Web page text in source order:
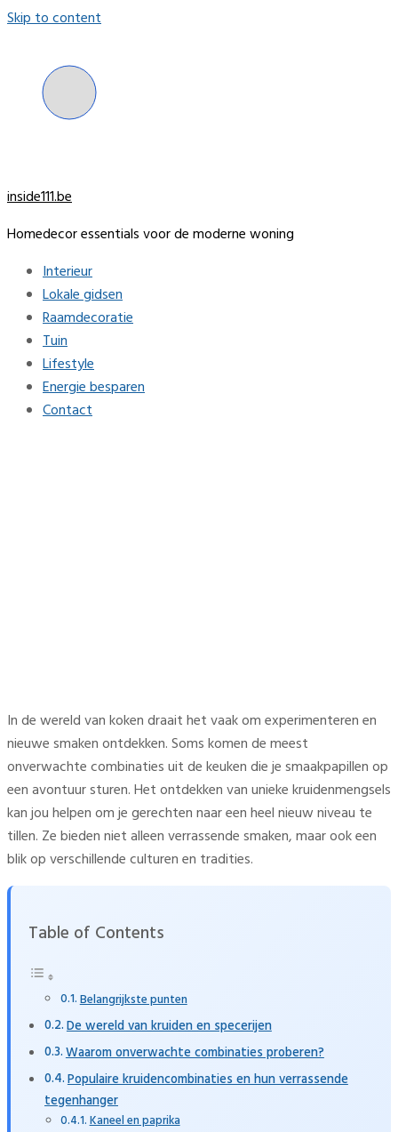
Skip to content
inside111.be
Homedecor essentials voor de moderne woning
Interieur
Lokale gidsen
Raamdecoratie
Tuin
Lifestyle
Energie besparen
Contact
In de wereld van koken draait het vaak om experimenteren en
nieuwe smaken ontdekken. Soms komen de meest
onverwachte combinaties uit de keuken die je smaakpapillen op
een avontuur sturen. Het ontdekken van unieke kruidenmengsels
kan jou helpen om je gerechten naar een heel nieuw niveau te
tillen. Ze bieden niet alleen verrassende smaken, maar ook een
blik op verschillende culturen en tradities.
Table of Contents
Belangrijkste punten
De wereld van kruiden en specerijen
Waarom onverwachte combinaties proberen?
Populaire kruidencombinaties en hun verrassende
tegenhanger
Kaneel en paprika